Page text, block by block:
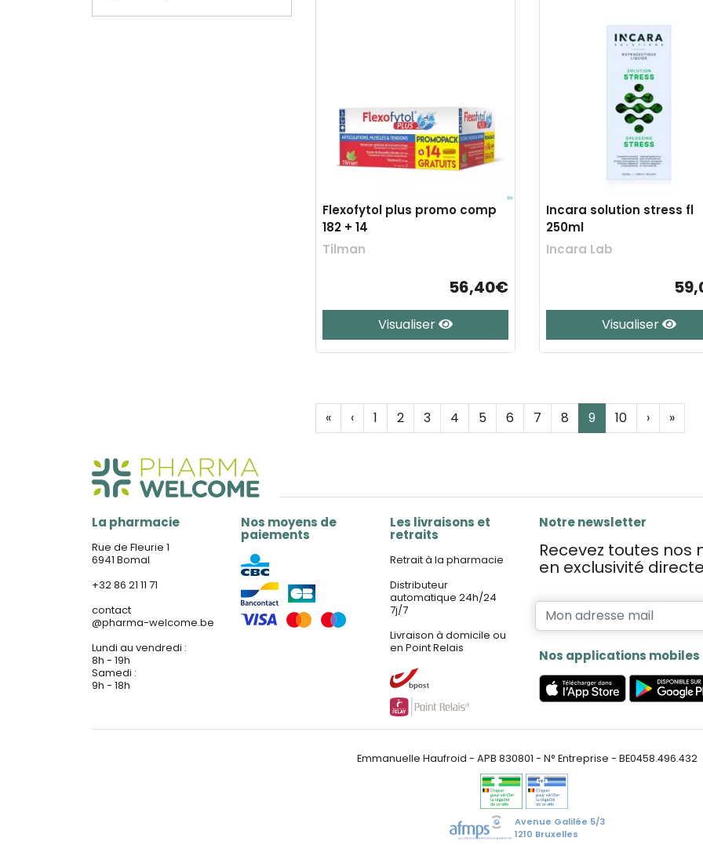
Flexofytol plus promo comp
182 + 14
Tilman
56,40€
Visualiser
Incara solution stress fl
250ml
Incara Lab
Visualiser
« ‹ 1 2 3 4 5 6 7 8 9 10 › »
La pharmacie
Rue de Fleurie 1
6941 Bomal
+32 86 21 11 71
contact
@pharma-welcome.be
Lundi au vendredi :
8h - 19h
Samedi :
9h - 18h
Nos moyens de
paiements
Les livraisons et
retraits
Retrait à la pharmacie
Distributeur
automatique 24h/24
7j/7
Livraison à domicile ou
en Point Relais
Notre newsletter
Recevez toutes
en exclusivité
Nos applications mobiles
Emmanuelle Haufroid - APB 830801 - N° Entreprise - BE0458.496.432
Avenue Galilée 5/3
1210 Bruxelles